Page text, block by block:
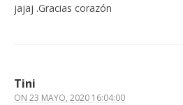
jajaj .Gracias corazón
Tini
ON 23 MAYO, 2020 16:04:00